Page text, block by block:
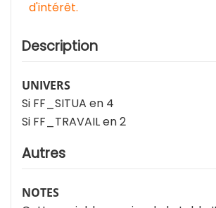
d'intérêt.
Description
UNIVERS
Si FF_SITUA en 4
Si FF_TRAVAIL en 2
Autres
NOTES